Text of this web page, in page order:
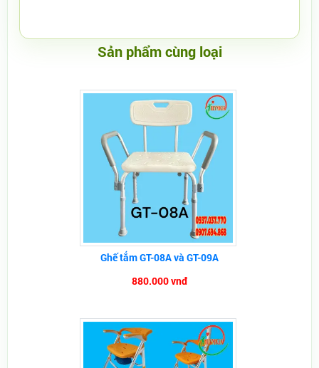
Sản phẩm cùng loại
Ghế tắm GT-08A và GT-09A
880.000 vnđ